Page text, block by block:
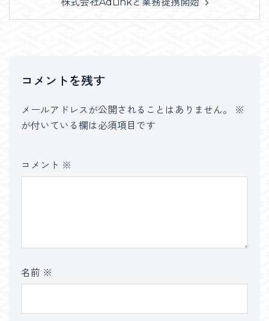
株式会社AdLinkと業務提携開始
コメントを残す
メールアドレスが公開されることはありません。
※
が付いている欄は必須項目です
コメント ※
名前 ※